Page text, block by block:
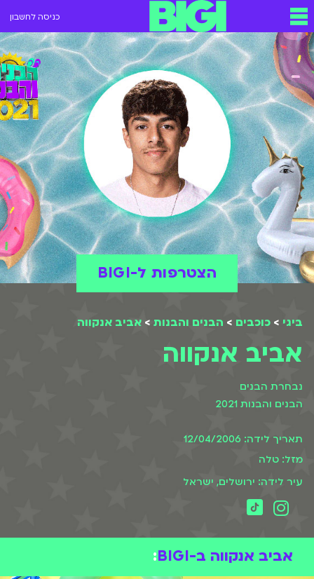
כניסה לחשבון
ביגי > כוכבים > הבנים והבנות > אביב אנקווה
אביב אנקווה
נבחרת הבנים
הבנים והבנות 2021
תאריך לידה: 12/04/2006
מזל: טלה
עיר לידה: ירושלים, ישראל
הצטרפות ל-BIGI
אביב אנקווה ב-BIGI :